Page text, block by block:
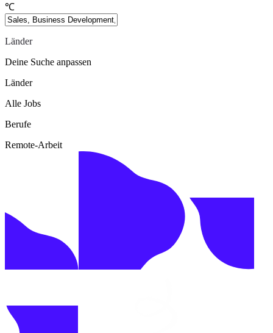
℃
Länder
Deine Suche anpassen
Länder
Alle Jobs
Berufe
Remote-Arbeit